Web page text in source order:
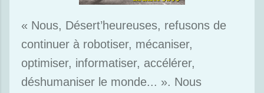
« Nous, Désert’heureuses, refusons de
continuer à robotiser, mécaniser,
optimiser, informatiser, accélérer,
déshumaniser le monde... ». Nous